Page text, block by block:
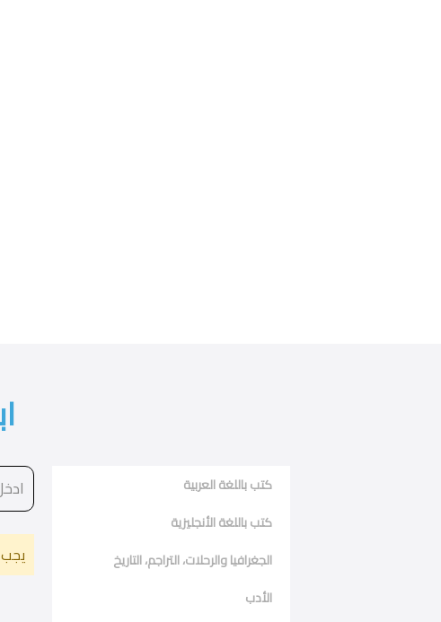
كتب باللغة العربية
كتب باللغة الأنجليزية
الجغرافيا والرحلات، التراجم، التاريخ
الأدب